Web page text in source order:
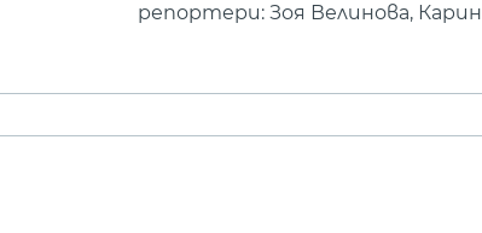
репортери: Зоя Велинова,